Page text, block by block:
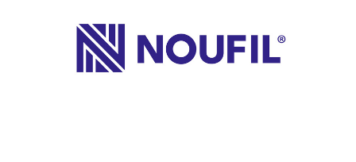
Blog/News
Contacto